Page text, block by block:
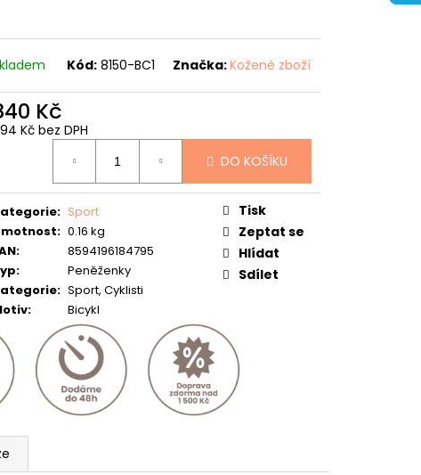
Kód: 8150-BC1 Značka:Kožené zboží
Kč
Kč bez DPH
DO KOŠÍKU
: Sport
: 0.16 kg
:
8594196184795
:
Peněženky
: Sport, Cyklisti
: Bicykl
Tisk
Zeptat se
Hlídat
Sdílet